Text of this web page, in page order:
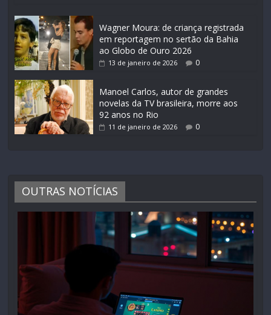
Wagner Moura: de criança registrada
em reportagem no sertão da Bahia
ao Globo de Ouro 2026
13 de janeiro de 2026 0
Manoel Carlos, autor de grandes
novelas da TV brasileira, morre aos
92 anos no Rio
11 de janeiro de 2026 0
OUTRAS NOTÍCIAS